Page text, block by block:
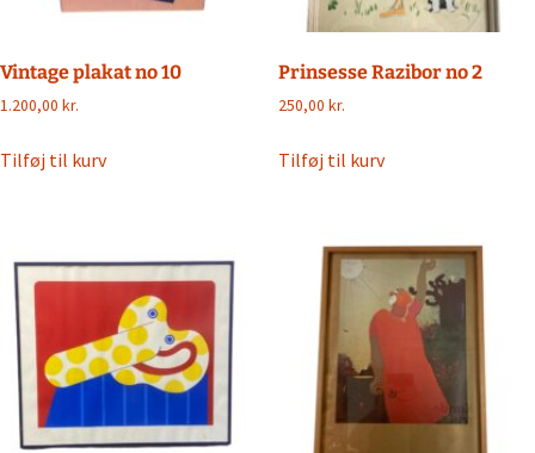
Vintage plakat no 10
1.200,00 kr.
Tilføj til kurv
Prinsesse Razibor no 2
250,00 kr.
Tilføj til kurv